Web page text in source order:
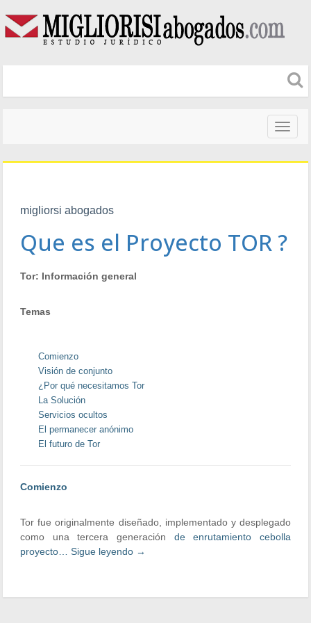
migliorsi abogados
Que es el Proyecto TOR ?
Tor: Información general
Temas
Comienzo
Visión de conjunto
¿Por qué necesitamos Tor
La Solución
Servicios ocultos
El permanecer anónimo
El futuro de Tor
Comienzo
Tor fue originalmente diseñado, implementado y desplegado
como una tercera generación de enrutamiento cebolla
proyecto…Sigue leyendo →